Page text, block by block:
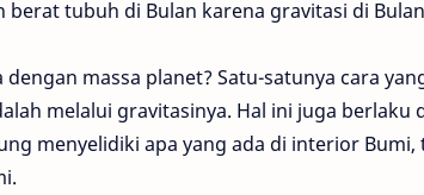
berat tubuh di Bulan karena gravitasi di
dengan massa planet? Satu-satunya cara
melalui gravitasinya. Hal ini juga berlaku
menyelidiki apa yang ada di interior